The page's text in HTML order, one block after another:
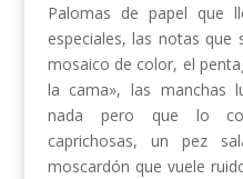
Palomas de papel que
especiales, las notas
mosaico de color, el
la cama», las manchas
nada pero que lo
caprichosas, un pez
moscardón que vuele